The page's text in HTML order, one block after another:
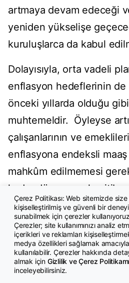
artmaya devam edeceği
yeniden yükselişe
kuruluşlarca da kabul
Dolayısıyla, orta vadeli
enflasyon hedeflerinin de
önceki yıllarda olduğu
muhtemeldir. Öyleyse
çalışanlarının ve
enflasyona endeksli maaş
mahkûm edilmemesi
kadar dönem sonları
enflasyon farkı eklense
geriye dönük olarak
karşılamadığı, yalnızca
düzeltmesi olduğu ve
maaşların sürekli eridiği
Çerez Politikası: Web sitemizde
kişiselleştirilmiş ve güvenli bir
sunabilmek için çerezler
Çerezler; site kullanımınızı analiz
içerikleri ve reklamları
medya özellikleri sağlamak amacıyla
kullanılabilir. Çerezler hakkında
almak için Gizlilik ve Çerez
inceleyebilirsiniz.